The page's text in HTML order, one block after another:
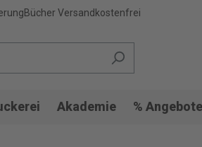
Bücher Versandkostenfrei
Akademie %